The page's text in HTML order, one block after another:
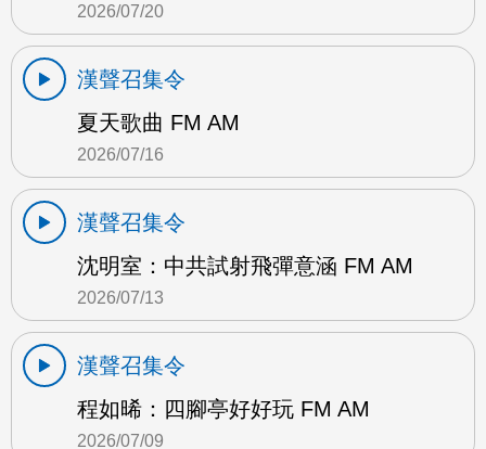
2026/07/20
漢聲召集令
夏天歌曲 FM AM
2026/07/16
漢聲召集令
沈明室：中共試射飛彈意涵 FM AM
2026/07/13
漢聲召集令
程如晞：四腳亭好好玩 FM AM
2026/07/09